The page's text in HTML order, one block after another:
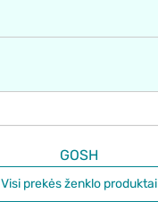
GOSH
Visi prekės ženklo produktai